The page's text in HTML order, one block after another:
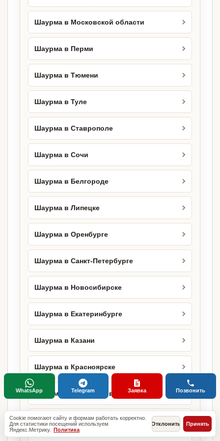
Шаурма в Московской области
Шаурма в Перми
Шаурма в Тюмени
Шаурма в Туле
Шаурма в Ставрополе
Шаурма в Сочи
Шаурма в Белгороде
Шаурма в Липецке
Шаурма в Оренбурге
Шаурма в Санкт-Петербурге
Шаурма в Новосибирске
Шаурма в Екатеринбурге
Шаурма в Казани
Шаурма в Красноярске
Шаурма в Нижнем Новгороде
Шаурма в Челябинске
Cookie помогают сайту и формам работать корректно.
Для статистики посещений используем
Яндекс.Метрику. Политика
Отклонить Принять
WhatsApp Telegram Заявка Позвонить